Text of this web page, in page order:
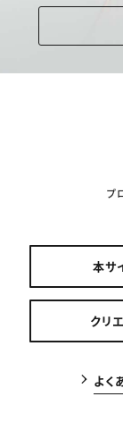
プ
本サ
クリ
よく